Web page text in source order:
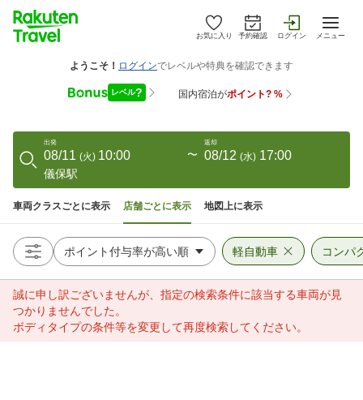
お気に入り 予約確認 ログイン メニュー
出発
08/11 (火) 10:00 〜
返却
08/12 (水) 17:00
儀保駅
車両クラスごとに表示 店舗ごとに表示 地図上に表示
軽自動車 コンパ
誠に申し訳ございませんが、指定の検索条件に該当する車両が見
つかりませんでした。
ボディタイプの条件等を変更して再度検索してください。